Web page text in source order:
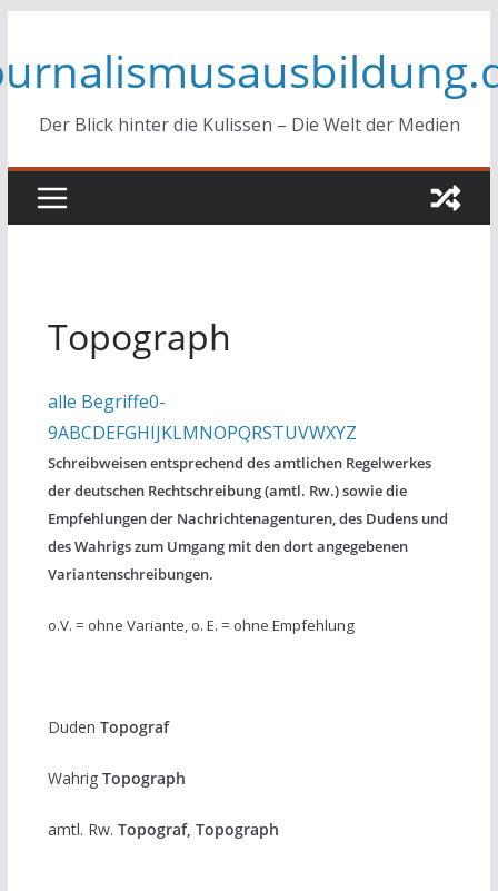
springen
Der Blick hinter die Kulissen – Die Welt der Medien
Topograph
alle Begriffe0-
9ABCDEFGHIJKLMNOPQRSTUVWXYZ
Schreibweisen entsprechend des amtlichen Regelwerkes
der deutschen Rechtschreibung (amtl. Rw.) sowie die
Empfehlungen der Nachrichtenagenturen, des Dudens und
des Wahrigs zum Umgang mit den dort angegebenen
Variantenschreibungen.
o.V. = ohne Variante, o. E. = ohne Empfehlung
Duden Topograf
Wahrig Topograph
amtl. Rw. Topograf, Topograph